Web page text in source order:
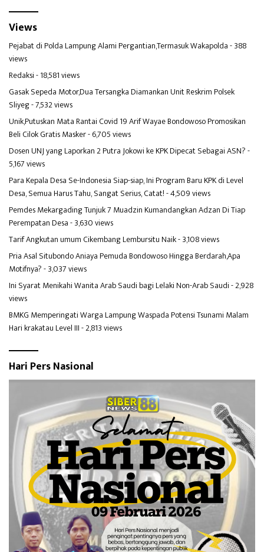
Views
Pejabat di Polda Lampung Alami Pergantian,Termasuk Wakapolda- 388
views
Redaksi- 18,581 views
Gasak Sepeda Motor,Dua Tersangka Diamankan Unit Reskrim Polsek
Sliyeg- 7,532 views
Unik,Putuskan Mata Rantai Covid 19 Arif Wayae Bondowoso Promosikan
Beli Cilok Gratis Masker- 6,705 views
Dosen UNJ yang Laporkan 2 Putra Jokowi ke KPK Dipecat Sebagai ASN?-
5,167 views
Para Kepala Desa Se-Indonesia Siap-siap, Ini Program Baru KPK di Level
Desa, Semua Harus Tahu, Sangat Serius, Catat!- 4,509 views
Pemdes Mekargading Tunjuk 7 Muadzin Kumandangkan Adzan Di Tiap
Perempatan Desa- 3,630 views
Tarif Angkutan umum Cikembang Lembursitu Naik- 3,108 views
Pria Asal Situbondo Aniaya Pemuda Bondowoso Hingga Berdarah,Apa
Motifnya?- 3,037 views
Ini Syarat Menikahi Wanita Arab Saudi bagi Lelaki Non-Arab Saudi- 2,928
views
BMKG Memperingati Warga Lampung Waspada Potensi Tsunami Malam
Hari krakatau Level III- 2,813 views
Hari Pers Nasional